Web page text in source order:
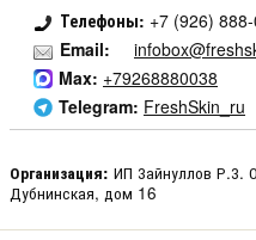
Телефоны: +7 (926)
Email:
Max: +79268880038
Telegram: FreshSkin_ru
Организация: ИП Зайнуллов
Дубнинская, дом 16